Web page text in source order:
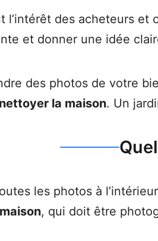
l’intérêt des acheteurs et
et donner une idée
des photos de votre
la maison. Un
les photos à
, qui doit être